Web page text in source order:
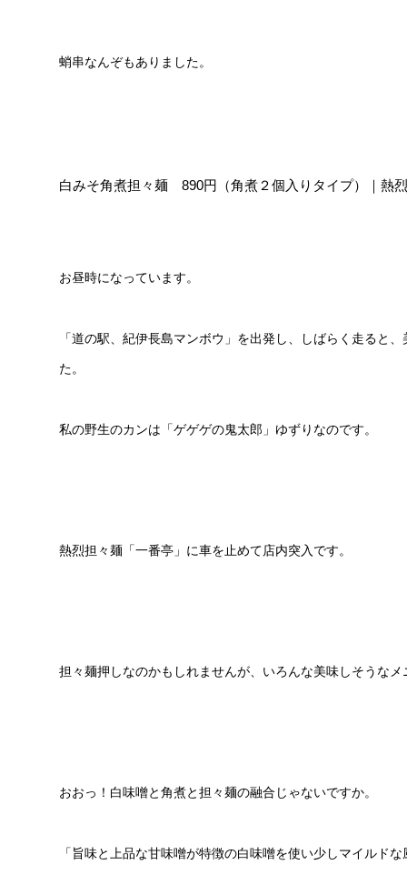
蛸串なんぞもありました。
白みそ角煮担々麺 890円（角煮２個入りタイプ）｜熱
お昼時になっています。
「道の駅、紀伊長島マンボウ」を出発し、しばらく走ると
た。
私の野生のカンは「ゲゲゲの鬼太郎」ゆずりなのです。
熱烈担々麺「一番亭」に車を止めて店内突入です。
担々麺押しなのかもしれませんが、いろんな美味しそうな
おおっ！白味噌と角煮と担々麺の融合じゃないですか。
「旨味と上品な甘味噌が特徴の白味噌を使い少しマイルド